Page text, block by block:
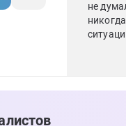
не
буду